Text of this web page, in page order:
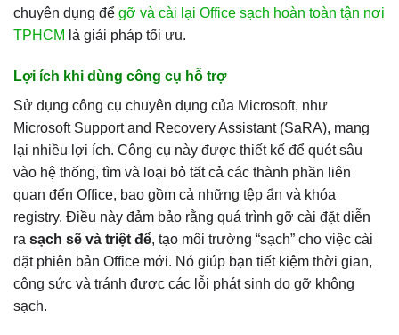
chuyên dụng để gỡ và cài lại Office sạch hoàn toàn tận nơi
TPHCM là giải pháp tối ưu.
Lợi ích khi dùng công cụ hỗ trợ
Sử dụng công cụ chuyên dụng của Microsoft, như
Microsoft Support and Recovery Assistant (SaRA), mang
lại nhiều lợi ích. Công cụ này được thiết kế để quét sâu
vào hệ thống, tìm và loại bỏ tất cả các thành phần liên
quan đến Office, bao gồm cả những tệp ẩn và khóa
registry. Điều này đảm bảo rằng quá trình gỡ cài đặt diễn
ra sạch sẽ và triệt để, tạo môi trường “sạch” cho việc cài
đặt phiên bản Office mới. Nó giúp bạn tiết kiệm thời gian,
công sức và tránh được các lỗi phát sinh do gỡ không
sạch.